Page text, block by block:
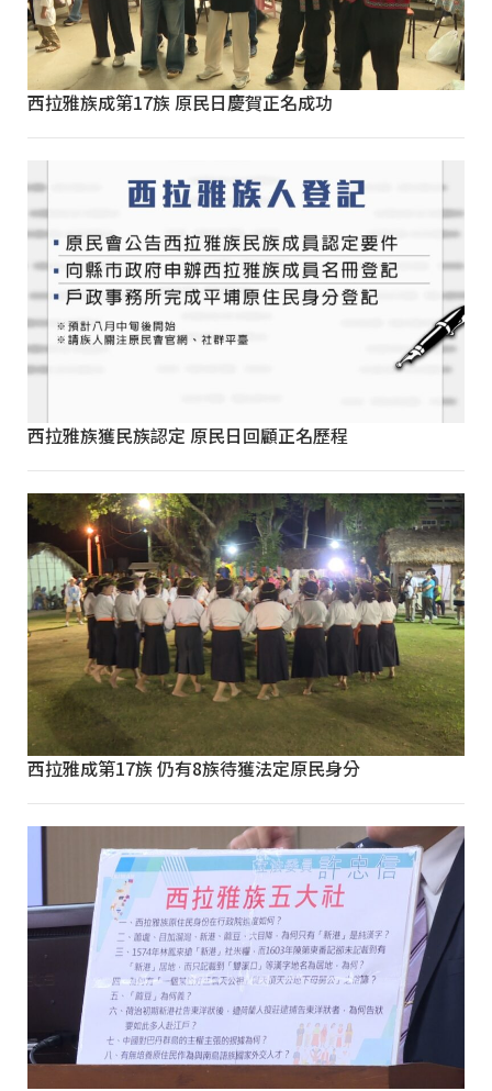
西拉雅族成第17族 原民日慶賀正名成功
西拉雅族獲民族認定 原民日回顧正名歷程
西拉雅成第17族 仍有8族待獲法定原民身分